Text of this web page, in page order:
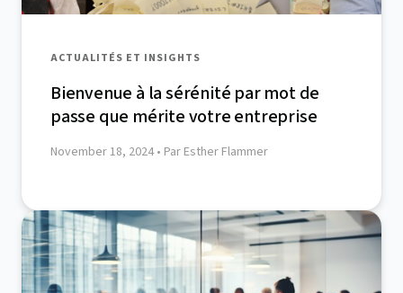
ACTUALITÉS ET INSIGHTS
Bienvenue à la sérénité par mot de
passe que mérite votre entreprise
November 18, 2024 • Par Esther Flammer